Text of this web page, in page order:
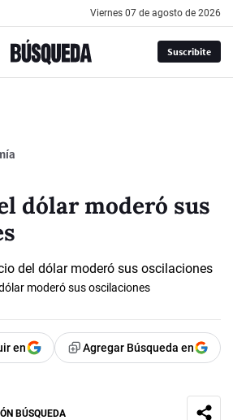
viernes 07 de agosto de 2026
Suscribite
dólar moderó sus
moderó sus oscilaciones
en Agregar Búsqueda en
BÚSQUEDA